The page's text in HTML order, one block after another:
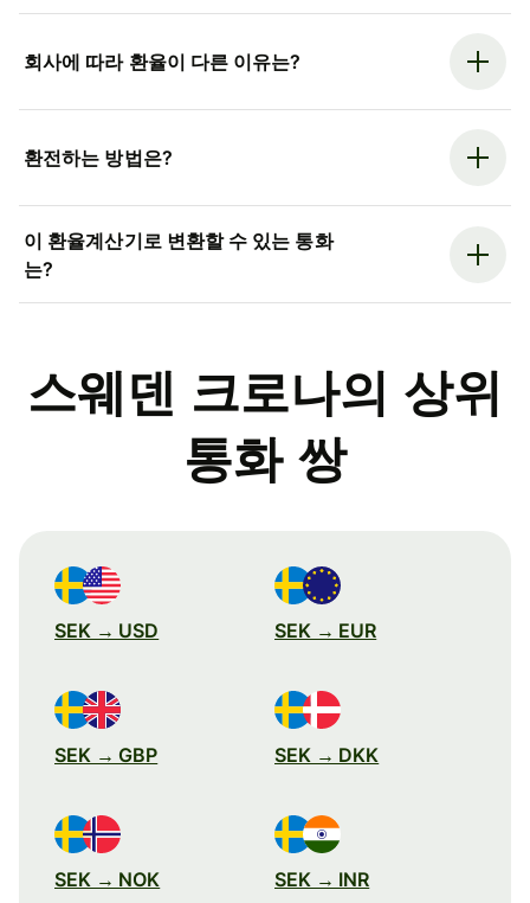
회사에 따라 환율이 다른 이유는?
환전하는 방법은?
이 환율계산기로 변환할 수 있는 통화
는?
스웨덴 크로나의 상위
통화 쌍
SEK → USD SEK → EUR
SEK → GBP SEK → DKK
SEK → NOK SEK → INR